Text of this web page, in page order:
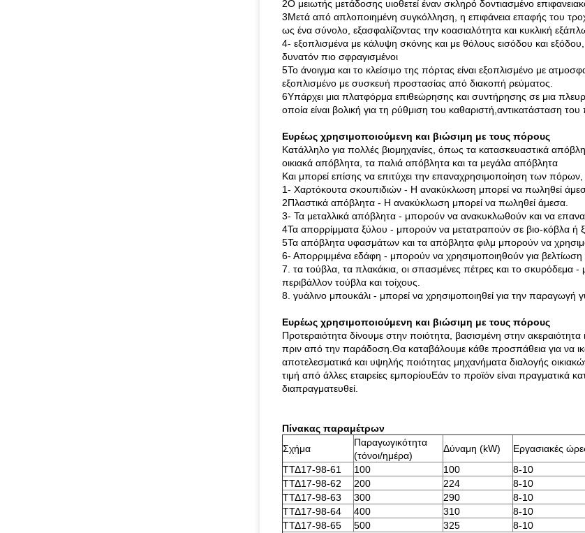
2Ο μειωτής μετάδοσης υιοθετεί έναν σκληρό δοντιασμένο
3Μετά από απλοποιημένη συγκόλληση, η επιφάνεια επαφής του
ως ένα σύνολο, εξασφαλίζοντας την κοασιαλότητα και κυκλική
4- εξοπλισμένα με κάλυψη σκόνης και με θόλους εισόδου και
δυνατόν πιο σφραγισμένοι
5Το άνοιγμα και το κλείσιμο της πόρτας είναι εξοπλισμένο με
εξοπλισμένο με συσκευή προστασίας από διακοπή ρεύματος.
6Υπάρχει μια πλατφόρμα επιθεώρησης και συντήρησης σε μια
οποία είναι βολική για τη ρύθμιση του καθαριστή,αντικατάσταση
Ευρέως χρησιμοποιούμενη και βιώσιμη με τους πόρους
Κατάλληλο για πολλές βιομηχανίες, όπως τα κατασκευαστικά
οικιακά απόβλητα, τα παλιά απόβλητα και τα μεγάλα απόβλητα
Και μπορεί επίσης να επιτύχει την επαναχρησιμοποίηση των
1- Χαρτόκουτα σκουπιδιών - Η ανακύκλωση μπορεί να πωληθεί
2Πλαστικά απόβλητα - Η ανακύκλωση μπορεί να πωληθεί άμεσα.
3- Τα μεταλλικά απόβλητα - μπορούν να ανακυκλωθούν και να
4Τα απορρίμματα ξύλου - μπορούν να μετατραπούν σε βιο-κόβλα ή
5Τα απόβλητα υφασμάτων και τα απόβλητα φιλμ μπορούν να
6- Απορριμμένα εδάφη - μπορούν να χρησιμοποιηθούν για βελτίωση
7. τα τούβλα, τα πλακάκια, οι σπασμένες πέτρες και το σκυρόδεμα
περιβάλλον τούβλα και τοίχους.
8. γυάλινο μπουκάλι - μπορεί να χρησιμοποιηθεί για την παραγωγή
Ευρέως χρησιμοποιούμενη και βιώσιμη με τους πόρους
Προτεραιότητα δίνουμε στην ποιότητα, βασισμένη στην ακεραιότητα
πριν από την παράδοση.Θα καταβάλουμε κάθε προσπάθεια για να
αποτελεσματικά και υψηλής ποιότητας μηχανήματα διαλογής
τιμή από άλλες εταιρείες εμπορίουΕάν το προϊόν είναι πραγματικά
διαπραγματευθεί.
Πίνακας παραμέτρων
Σχήμα
Παραγωγικότητα
(τόνοι/ημέρα)
Δύναμη (kW) Εργασιακές
ΤΤΔ17-98-61
100 100 8-10
ΤΤΔ17-98-62
200 224 8-10
ΤΤΔ17-98-63
300 290 8-10
ΤΤΔ17-98-64
400 310 8-10
ΤΤΔ17-98-65
500 325 8-10